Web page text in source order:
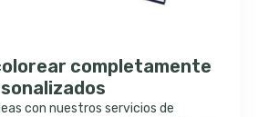
completamente
con nuestros servicios de